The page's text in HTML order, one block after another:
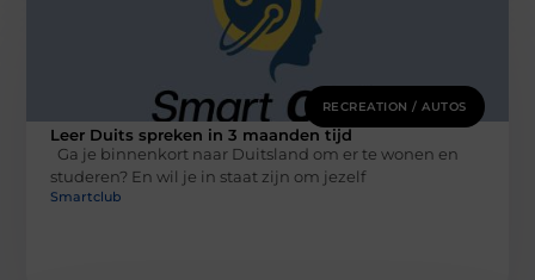
RECREATION / AUTOS
Leer Duits spreken in 3 maanden tijd
Ga je binnenkort naar Duitsland om er te wonen en
studeren? En wil je in staat zijn om jezelf
Smartclub